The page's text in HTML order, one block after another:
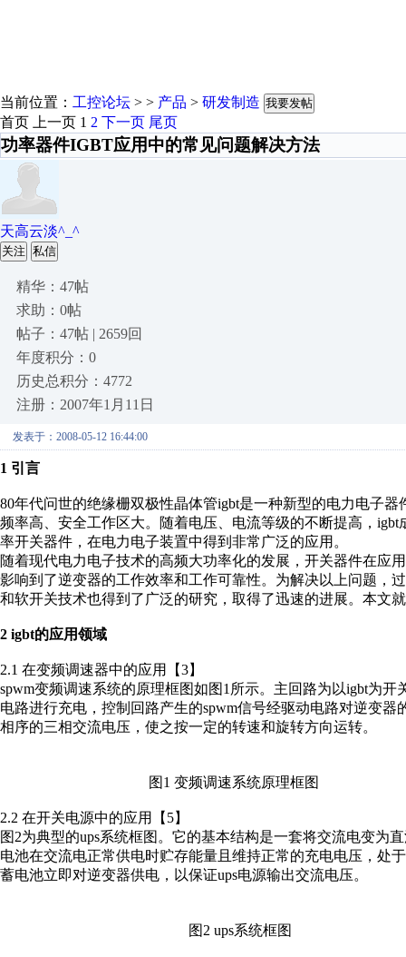
当前位置： 工控论坛 > > 产品 > 研发制造 我要发帖
首页 上一页 1 2 下一页 尾页
功率器件IGBT应用中的常见问题解决方法
天高云淡^_^
关注 私信
精华：47帖
求助：0帖
帖子：47帖 | 2659回
年度积分：0
历史总积分：4772
注册：2007年1月11日
发表于：2008-05-12 16:44:00
1 引言
80年代问世的绝缘栅双极性晶体管igbt是一种新型的电力电子
频率高、安全工作区大。随着电压、电流等级的不断提高，
率开关器件，在电力电子装置中得到非常广泛的应用。
随着现代电力电子技术的高频大功率化的发展，开关器件在应
影响到了逆变器的工作效率和工作可靠性。为解决以上问题，
和软开关技术也得到了广泛的研究，取得了迅速的进展。本文
2 igbt的应用领域
2.1 在变频调速器中的应用【3】
spwm变频调速系统的原理框图如图1所示。主回路为以igbt为
电路进行充电，控制回路产生的spwm信号经驱动电路对逆变
相序的三相交流电压，使之按一定的转速和旋转方向运转。
图1 变频调速系统原理框图
2.2 在开关电源中的应用【5】
图2为典型的ups系统框图。它的基本结构是一套将交流电变为
电池在交流电正常供电时贮存能量且维持正常的充电电压，处
蓄电池立即对逆变器供电，以保证ups电源输出交流电压。
图2 ups系统框图